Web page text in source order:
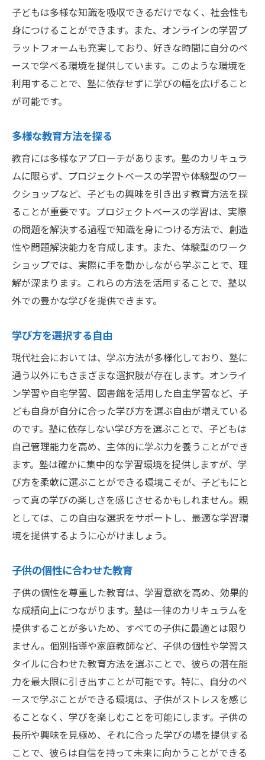
子どもは多様な知識を吸収できるだけでなく、社会性も
身につけることができます。また、オンラインの学習プ
ラットフォームも充実しており、好きな時間に自分のペ
ースで学べる環境を提供しています。このような環境を
利用することで、塾に依存せずに学びの幅を広げること
が可能です。
多様な教育方法を探る
教育には多様なアプローチがあります。塾のカリキュラ
ムに限らず、プロジェクトベースの学習や体験型のワー
クショップなど、子どもの興味を引き出す教育方法を探
ることが重要です。プロジェクトベースの学習は、実際
の問題を解決する過程で知識を身につける方法で、創造
性や問題解決能力を育成します。また、体験型のワーク
ショップでは、実際に手を動かしながら学ぶことで、理
解が深まります。これらの方法を活用することで、塾以
外での豊かな学びを提供できます。
学び方を選択する自由
現代社会においては、学ぶ方法が多様化しており、塾に
通う以外にもさまざまな選択肢が存在します。オンライ
ン学習や自宅学習、図書館を活用した自主学習など、子
ども自身が自分に合った学び方を選ぶ自由が増えている
のです。塾に依存しない学び方を選ぶことで、子どもは
自己管理能力を高め、主体的に学ぶ力を養うことができ
ます。塾は確かに集中的な学習環境を提供しますが、学
び方を柔軟に選ぶことができる環境こそが、子どもにと
って真の学びの楽しさを感じさせるかもしれません。親
としては、この自由な選択をサポートし、最適な学習環
境を提供するように心がけましょう。
子供の個性に合わせた教育
子供の個性を尊重した教育は、学習意欲を高め、効果的
な成績向上につながります。塾は一律のカリキュラムを
提供することが多いため、すべての子供に最適とは限り
ません。個別指導や家庭教師など、子供の個性や学習ス
タイルに合わせた教育方法を選ぶことで、彼らの潜在能
力を最大限に引き出すことが可能です。特に、自分のペ
ースで学ぶことができる環境は、子供がストレスを感じ
ることなく、学びを楽しむことを可能にします。子供の
長所や興味を見極め、それに合った学びの場を提供する
ことで、彼らは自信を持って未来に向かうことができる